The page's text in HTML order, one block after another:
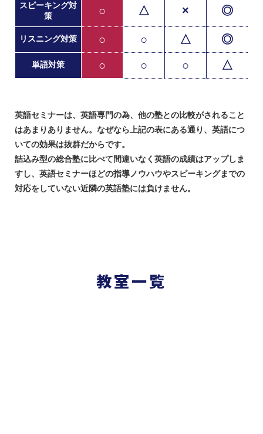
スピーキング対
策
○ △ × ◎
リスニング対策 ○ ○ △ ◎
単語対策 ○ ○ ○ △
英語セミナーは、英語専門の為、他の塾との比較がされること
はあまりありません。なぜなら上記の表にある通り、英語につ
いての効果は抜群だからです。
詰込み型の総合塾に比べて間違いなく英語の成績はアップしま
すし、英語セミナーほどの指導ノウハウやスピーキングまでの
対応をしていない近隣の英語塾には負けません。
教室一覧